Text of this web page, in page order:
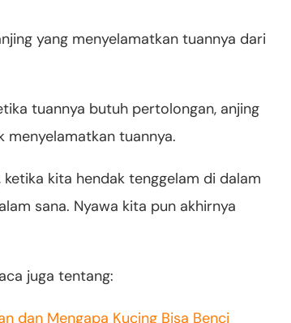
yang menyelamatkan tuannya dari
tuannya butuh pertolongan, anjing
menyelamatkan tuannya.
kita hendak tenggelam di dalam
sana. Nyawa kita pun akhirnya
juga tentang:
dan Mengapa Kucing Bisa Benci